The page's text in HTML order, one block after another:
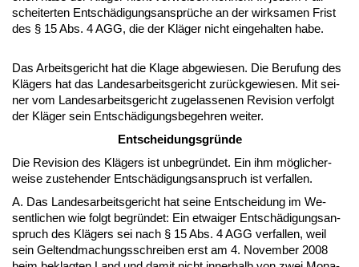
schei­ter­ten Entschädi­gungs­ansprüche an der wirk­sa­men Frist
des § 15 Abs. 4 AGG, die der Kläger nicht ein­ge­hal­ten ha­be.
Das Ar­beits­ge­richt hat die Kla­ge ab­ge­wie­sen. Die Be­ru­fung des
Klägers hat das Lan­des­ar­beits­ge­richt zurück­ge­wie­sen. Mit sei­
ner vom Lan­des­ar­beits­ge­richt zu­ge­las­se­nen Re­vi­si­on ver­folgt
der Kläger sein Entschädi­gungs­be­geh­ren wei­ter.
Ent­schei­dungs­gründe
Die Re­vi­si­on des Klägers ist un­be­gründet. Ein ihm mögli­cher­
wei­se zu­ste­hen­der Entschädi­gungs­an­spruch ist ver­fal­len.
A. Das Lan­des­ar­beits­ge­richt hat sei­ne Ent­schei­dung im We­
sent­li­chen wie folgt be­gründet: Ein et­wai­ger Entschädi­gungs­an­
spruch des Klägers sei nach § 15 Abs. 4 AGG ver­fal­len, weil
sein Gel­tend­ma­chungs­schrei­ben erst am 4. No­vem­ber 2008